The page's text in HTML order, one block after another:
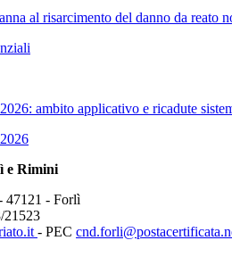
al risarcimento del danno da reato
ambito applicativo e ricadute
e Rimini
47121 - Forlì
21523
- PEC